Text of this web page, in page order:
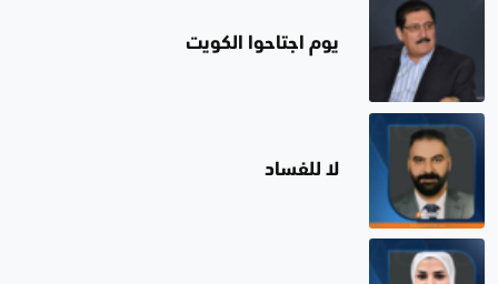
يوم اجتاحوا الكويت
لا للفساد